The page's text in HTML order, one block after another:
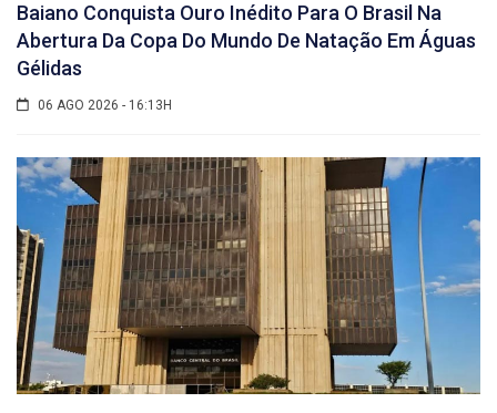
Baiano Conquista Ouro Inédito Para O Brasil Na
Abertura Da Copa Do Mundo De Natação Em Águas
Gélidas
06 AGO 2026 - 16:13H